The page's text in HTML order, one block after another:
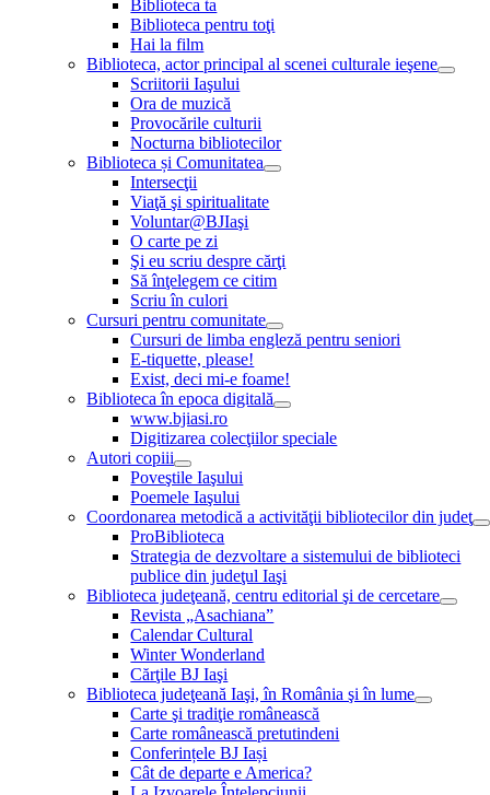
Biblioteca ta
Biblioteca pentru toţi
Hai la film
Biblioteca, actor principal al scenei culturale ieşene
Scriitorii Iaşului
Ora de muzică
Provocările culturii
Nocturna bibliotecilor
Biblioteca și Comunitatea
Intersecţii
Viaţă şi spiritualitate
Voluntar@BJIaşi
O carte pe zi
Şi eu scriu despre cărţi
Să înţelegem ce citim
Scriu în culori
Cursuri pentru comunitate
Cursuri de limba engleză pentru seniori
E-tiquette, please!
Exist, deci mi-e foame!
Biblioteca în epoca digitală
www.bjiasi.ro
Digitizarea colecţiilor speciale
Autori copiii
Poveştile Iaşului
Poemele Iaşului
Coordonarea metodică a activităţii bibliotecilor din judeţ
ProBiblioteca
Strategia de dezvoltare a sistemului de biblioteci
publice din judeţul Iaşi
Biblioteca judeţeană, centru editorial şi de cercetare
Revista „Asachiana”
Calendar Cultural
Winter Wonderland
Cărţile BJ Iaşi
Biblioteca judeţeană Iaşi, în România şi în lume
Carte şi tradiţie românească
Carte românească pretutindeni
Conferințele BJ Iași
Cât de departe e America?